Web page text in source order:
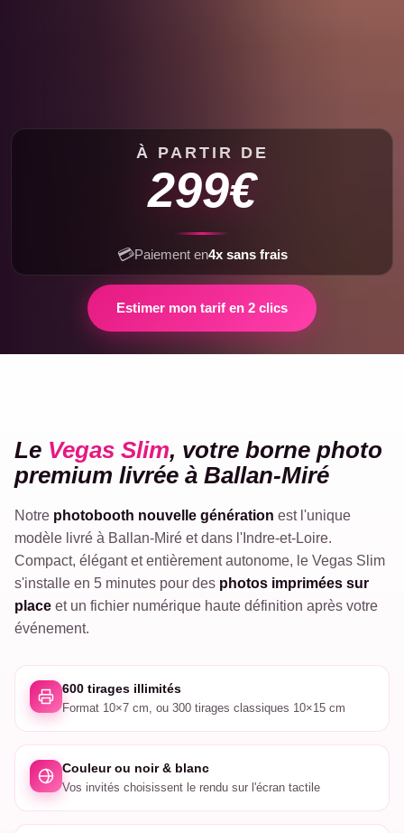
À PARTIR DE
299€
💳Paiement en4x sans frais
Estimer mon tarif en 2 clics
SLIM
Le Vegas Slim, votre borne photo
premium livrée à Ballan-Miré
Notre photobooth nouvelle génération est l'unique
modèle livré à Ballan-Miré et dans l'Indre-et-Loire.
Compact, élégant et entièrement autonome, le Vegas Slim
s'installe en 5 minutes pour des photos imprimées sur
place et un fichier numérique haute définition après votre
événement.
600 tirages illimités
Format 10×7 cm, ou 300 tirages classiques 10×15 cm
Couleur ou noir & blanc
Vos invités choisissent le rendu sur l'écran tactile